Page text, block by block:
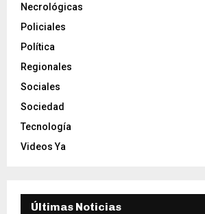
Necrológicas
Policiales
Política
Regionales
Sociales
Sociedad
Tecnología
Videos Ya
Últimas Noticias